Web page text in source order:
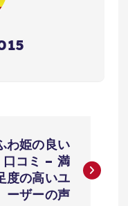
わ姫の良い
口コミ – 満
度の高いユ
ーザーの声